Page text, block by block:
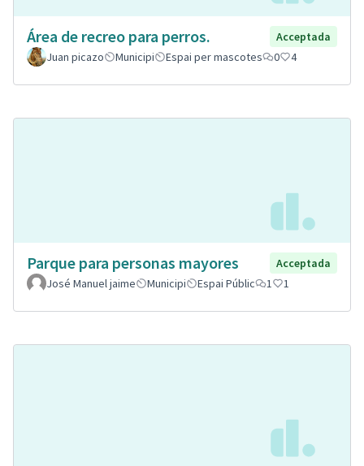
Área de recreo para perros.
Acceptada
Juan picazo
Municipi Espai per mascotes 0 4
Parque para personas mayores
Acceptada
José Manuel jaime
Municipi Espai Públic 1 1